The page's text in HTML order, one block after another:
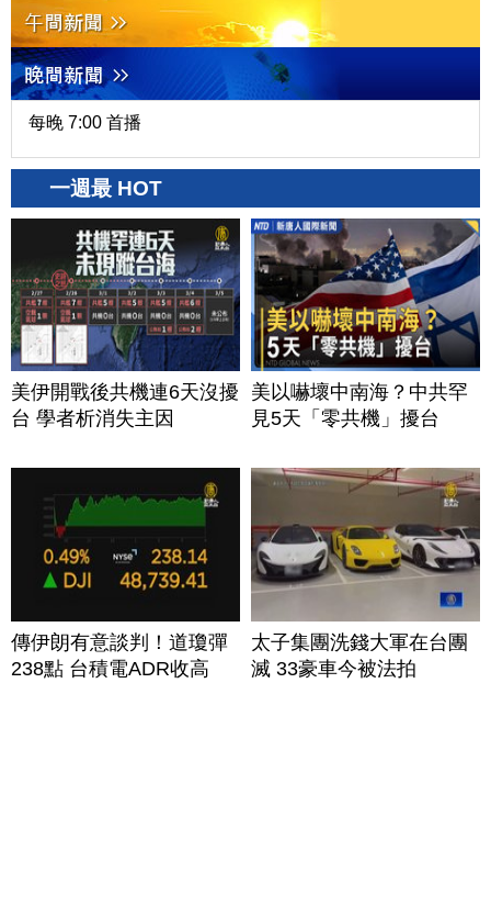
每晚 7:00 首播
一週最 HOT
美伊開戰後共機連6天沒擾
台 學者析消失主因
美以嚇壞中南海？中共罕
見5天「零共機」擾台
傳伊朗有意談判！道瓊彈
238點 台積電ADR收高
太子集團洗錢大軍在台團
滅 33豪車今被法拍